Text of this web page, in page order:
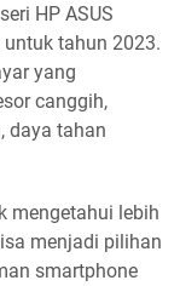
HP ASUS
tahun 2023.
yang
canggih,
daya tahan
mengetahui lebih
menjadi pilihan
smartphone